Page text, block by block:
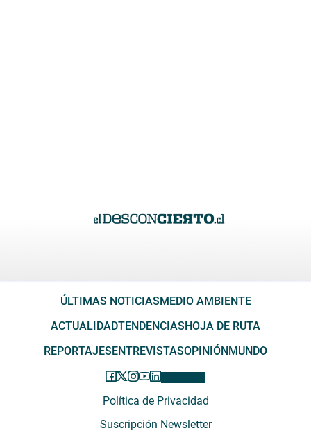
ÚLTIMAS NOTICIASMEDIO AMBIENTE
ACTUALIDADTENDENCIASHOJA DE RUTA
REPORTAJESENTREVISTASOPINIÓNMUNDO
Política de Privacidad
Suscripción Newsletter